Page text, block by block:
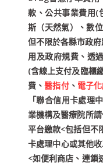
款、公共事業費用(
斯（天然氣）、數
但不限於各縣市政
用及政府規費、透
(含線上支付及臨櫃
費、醫指付、 電子
「聯合信用卡處理
業機構及醫療院所
平台繳款<包括但不
卡處理中心或其他
<如便利商店、連鎖